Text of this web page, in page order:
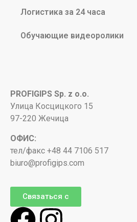
Логистика за 24 часа
Обучающие видеоролики
PROFIGIPS Sp. z o.o.
Улица Косцицкого 15
97-220 Жечица
ОФИС:
тел/факс +48 44 7106 517
biuro@profigips.com
Связаться с